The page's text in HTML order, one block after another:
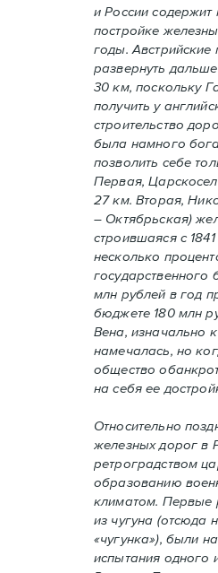
и России
постройке
годы. Австрийские
развернуть
30 км, поскольку
получить у
строительство
была намного
позволить себе
Первая,
27 км. Вторая,
– Октябрьская)
строившаяся с
несколько
государственного
млн рублей в год
бюджете 180 млн
Вена, изначально к
намечалась, но
общество
на себя ее
Относительно
железных дорог в
ретроградством
образованию
климатом. Первые
из чугуна (отсюда
«чугунка»), были
испытания одного